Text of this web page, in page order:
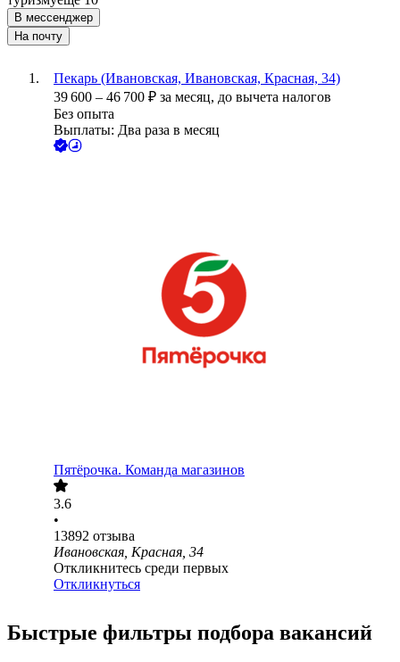
В мессенджер
На почту
Пекарь (Ивановская, Ивановская, Красная, 34)
39 600 – 46 700 ₽ за месяц, до вычета налогов
Без опыта
Выплаты: Два раза в месяц
Пятёрочка. Команда магазинов
3.6
•
13892 отзыва
Ивановская, Красная, 34
Откликнитесь среди первых
Откликнуться
Быстрые фильтры подбора вакансий